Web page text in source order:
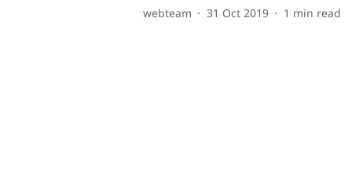
webteam 31 Oct 2019 1 min read